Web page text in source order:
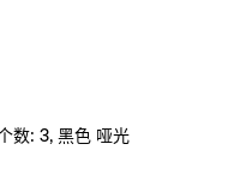
数: 3, 黑色 哑光